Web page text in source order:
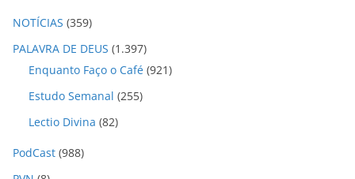
NOTÍCIAS (359)
PALAVRA DE DEUS (1.397)
Enquanto Faço o Café (921)
Estudo Semanal (255)
Lectio Divina (82)
PodCast (988)